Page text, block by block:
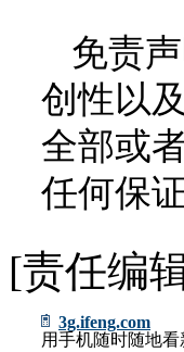
免责
创性以
全部或
任何保
[责任编
3g.ifeng.com
用手机随时随地看